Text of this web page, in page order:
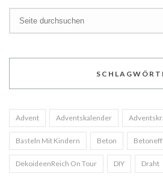
Advent Adventskalender
Basteln Mit Kindern Beton
DekoideenReich On Tour DIY Draht